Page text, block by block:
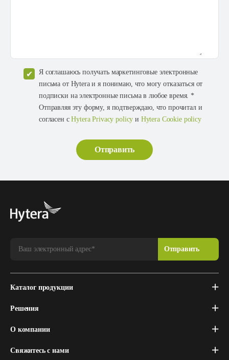
Я соглашаюсь получать маркетинговые электронные
письма от Hytera и я понимаю, что могу отказаться от
подписки на электронные письма в любое время. *
Отправляя эту форму, я подтверждаю, что прочитал и
согласен сHytera Privacy policy и Hytera Cookie policy
Каталог продукции
Решения
О компании
Свяжитесь с нами